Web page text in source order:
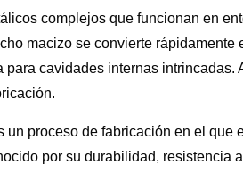
complejos que funcionan en
macizo se convierte
para cavidades internas
un proceso de fabricación en el
por su durabilidad, resistencia